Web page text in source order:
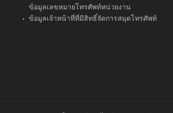
ข้อมูลเลขหมายโทรศัพท์หน่วยงาน
ข้อมูลเจ้าหน้าที่ที่มีสิทธิ์จัดการสมุดโทรศัพท์